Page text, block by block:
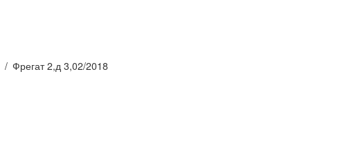
Фрегат 2,д 3,02/2018